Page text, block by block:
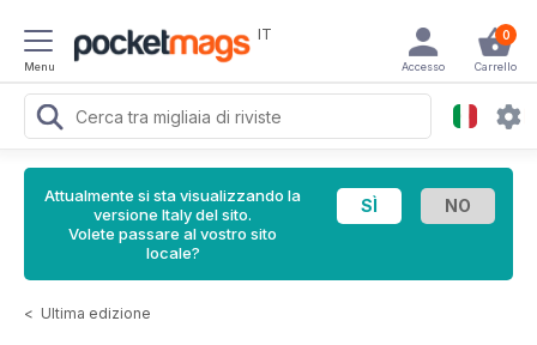
Menu
IT 0
Carrello
Accesso
Attualmente si sta visualizzando la
versione Italy del sito.
Volete passare al vostro sito
locale?
< Ultima edizione